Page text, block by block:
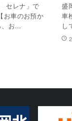
セレナ」で
お車のお預か
、お…
盛
車
し